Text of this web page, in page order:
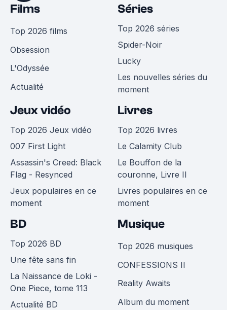
Films
Top 2026 films
Obsession
L'Odyssée
Actualité
Séries
Top 2026 séries
Spider-Noir
Lucky
Les nouvelles séries du
moment
Jeux vidéo
Top 2026 Jeux vidéo
007 First Light
Assassin's Creed: Black
Flag - Resynced
Jeux populaires en ce
moment
Livres
Top 2026 livres
Le Calamity Club
Le Bouffon de la
couronne, Livre II
Livres populaires en ce
moment
BD
Top 2026 BD
Une fête sans fin
La Naissance de Loki -
One Piece, tome 113
Actualité BD
Musique
Top 2026 musiques
CONFESSIONS II
Reality Awaits
Album du moment